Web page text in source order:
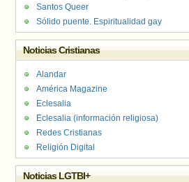
Santos Queer
Sólido puente. Espiritualidad gay
Noticias Cristianas
Alandar
América Magazine
Eclesalia
Eclesalia (información religiosa)
Redes Cristianas
Religión Digital
Noticias LGTBI+